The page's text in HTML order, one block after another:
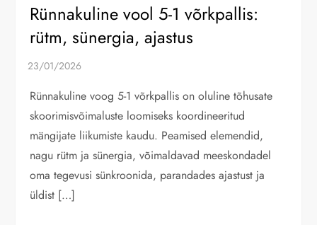
Rünnakuline vool 5-1 võrkpallis:
rütm, sünergia, ajastus
Rünnakuline voog 5-1 võrkpallis on oluline tõhusate
skoorimisvõimaluste loomiseks koordineeritud
mängijate liikumiste kaudu. Peamised elemendid,
nagu rütm ja sünergia, võimaldavad meeskondadel
oma tegevusi sünkroonida, parandades ajastust ja
üldist […]